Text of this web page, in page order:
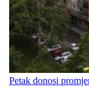
Petak donosi